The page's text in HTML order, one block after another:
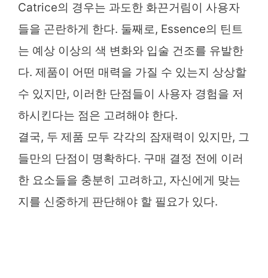
Catrice의 경우는 과도한 화끈거림이 사용자
들을 곤란하게 한다. 둘째로, Essence의 틴트
는 예상 이상의 색 변화와 입술 건조를 유발한
다. 제품이 어떤 매력을 가질 수 있는지 상상할
수 있지만, 이러한 단점들이 사용자 경험을 저
하시킨다는 점은 고려해야 한다.
결국, 두 제품 모두 각각의 잠재력이 있지만, 그
들만의 단점이 명확하다. 구매 결정 전에 이러
한 요소들을 충분히 고려하고, 자신에게 맞는
지를 신중하게 판단해야 할 필요가 있다.